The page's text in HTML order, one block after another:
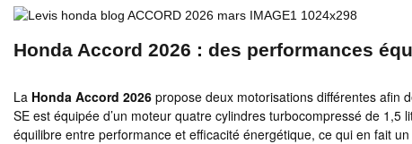
Honda Accord 2026 : des performances
La Honda Accord 2026 propose deux motorisations différentes afin
SE est équipée d’un moteur quatre cylindres turbocompressé de
équilibre entre performance et efficacité énergétique, ce qui en fait